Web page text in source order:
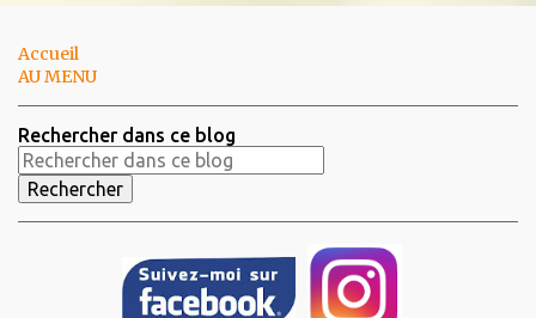
Accueil
AU MENU
Rechercher dans ce blog